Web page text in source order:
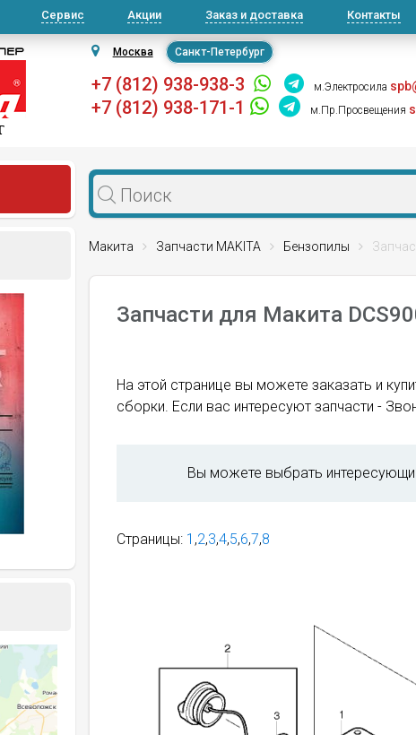
Сервис Акции Заказ и доставка Контакты
Москва Санкт-Петербург
+7 (812) 938-938-3 м.Электросила
+7 (812) 938-171-1 м.Пр.Просвещения
Макита Запчасти MAKITA Бензопилы
Запчасти для Макита
На этой странице вы можете заказать и
сборки. Если вас интересуют запчасти -
Вы можете выбрать
Страницы: 1 ,2,3,4,5,6,7,8